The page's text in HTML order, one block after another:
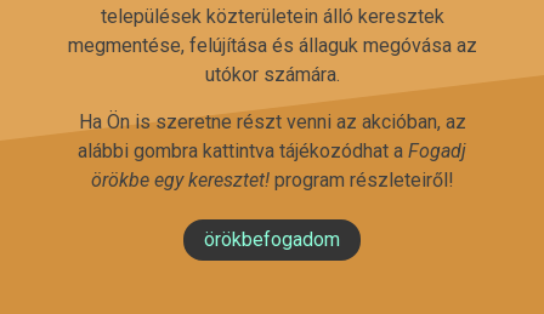
települések közterületein álló keresztek
megmentése, felújítása és állaguk megóvása az
utókor számára.
Ha Ön is szeretne részt venni az akcióban, az
alábbi gombra kattintva tájékozódhat a Fogadj
örökbe egy keresztet!program részleteiről!
örökbefogadom